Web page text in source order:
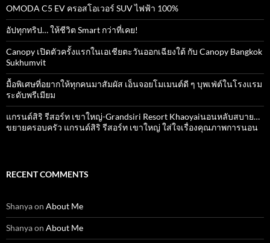
OMODA C5 EV ครอสโอเวอร์ SUV ไฟฟ้า 100%
อัปทุกทริป… ให้ชีวิต Smart กว่าที่เคย!
Canopy เปิดตัวครั้งแรกในเอเชียตะวันออกเฉียงใต้ กับ Canopy Bangkok
Sukhumvit
มื้อพิเศษที่อยากให้ทุกคนมาสัมผัส เอ็นจอยโมเมนต์ดี ๆ บุพเฟ่ต์ในโรงแรม
ระดับพรีเมียม
แกรนด์สิริ​ รีสอร์ท​ เขาใหญ่​-Grandsiri​ Resort​ Khaoyaiนอนหลับสบาย…
ขยายครอบครัว แกรนด์สิริ รีสอร์ท เขาใหญ่ ใส่ใจเรื่องคุณภาพการนอน
RECENT COMMENTS
Shanyaon About Me
Shanyaon About Me